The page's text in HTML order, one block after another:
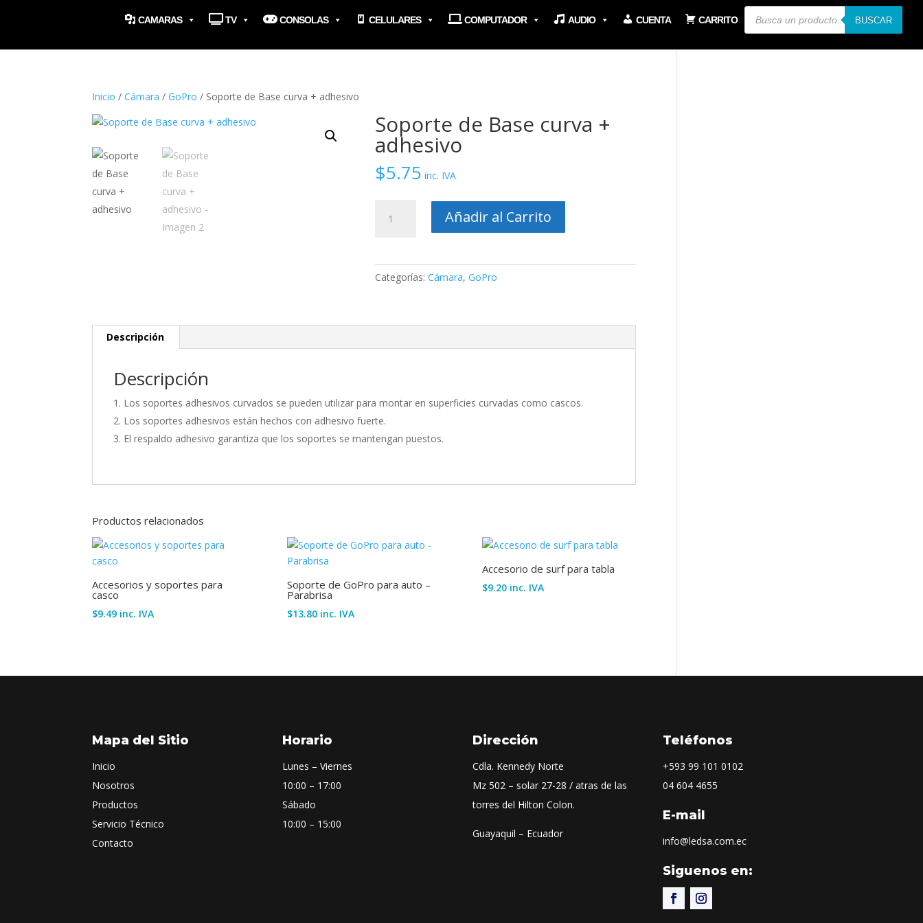
CAMARAS TV CONSOLAS CELULARES COMPUTADOR AUDIO CUENTA CARRITO
Búsqueda
BUSCAR
Inicio /Cámara /GoPro / Soporte de Base curva + adhesivo
Soporte de Base curva +
adhesivo
$5.75 inc. IVA
adhesivo
Añadir al Carrito
Categorías:Cámara,GoPro
Descripción
Descripción
Los soportes adhesivos curvados se pueden utilizar para montar en superficies curvadas como cascos.
Los soportes adhesivos están hechos con adhesivo fuerte.
El respaldo adhesivo garantiza que los soportes se mantengan puestos.
Productos relacionados
Accesorios y soportes para
casco
$9.49 inc. IVA
Soporte de GoPro para auto –
Parabrisa
$13.80 inc. IVA
Accesorio de surf para tabla
$9.20 inc. IVA
Mapa del Sitio
Inicio
Nosotros
Productos
Servicio Técnico
Contacto
Horario
Lunes – Viernes
10:00 – 17:00
Sábado
10:00 – 15:00
Dirección
Cdla. Kennedy Norte
Mz 502 – solar 27-28 / atras de las
torres del Hilton Colon.
Guayaquil – Ecuador
Teléfonos
+593 99 101 0102
04 604 4655
E-mail
info@ledsa.com.ec
Siguenos en: